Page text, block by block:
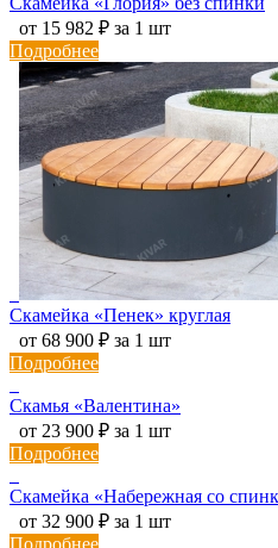
от 15 982 ₽ за 1 шт
Подробнее
Скамейка «Пенек» круглая
от 68 900 ₽ за 1 шт
Подробнее
Скамья «Валентина»
от 23 900 ₽ за 1 шт
Подробнее
Скамейка «Набережная со
от 32 900 ₽ за 1 шт
Подробнее